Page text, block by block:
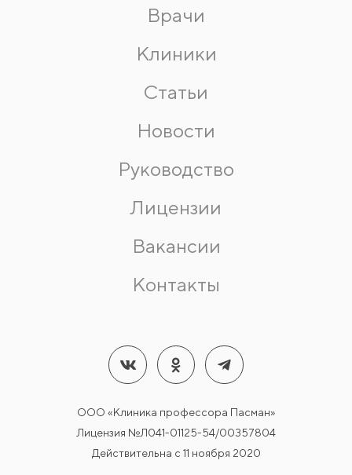
Врачи
Клиники
Статьи
Новости
Руководство
Лицензии
Вакансии
Контакты
ООО «Клиника профессора Пасман»
Лицензия №Л041-01125-54/00357804
Действительна с 11 ноября 2020